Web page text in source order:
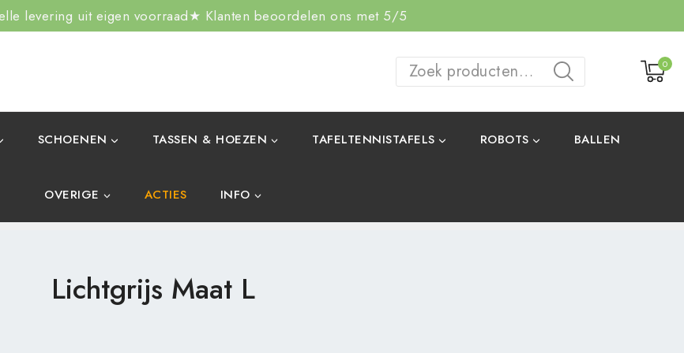
levering uit eigen voorraad★ Klanten beoordelen ons met 5/5
ZOEKEN
0
SCHOENEN TASSEN & HOEZEN TAFELTENNISTAFELS ROBOTS BALLEN
OVERIGE ACTIES INFO
Lichtgrijs Maat L